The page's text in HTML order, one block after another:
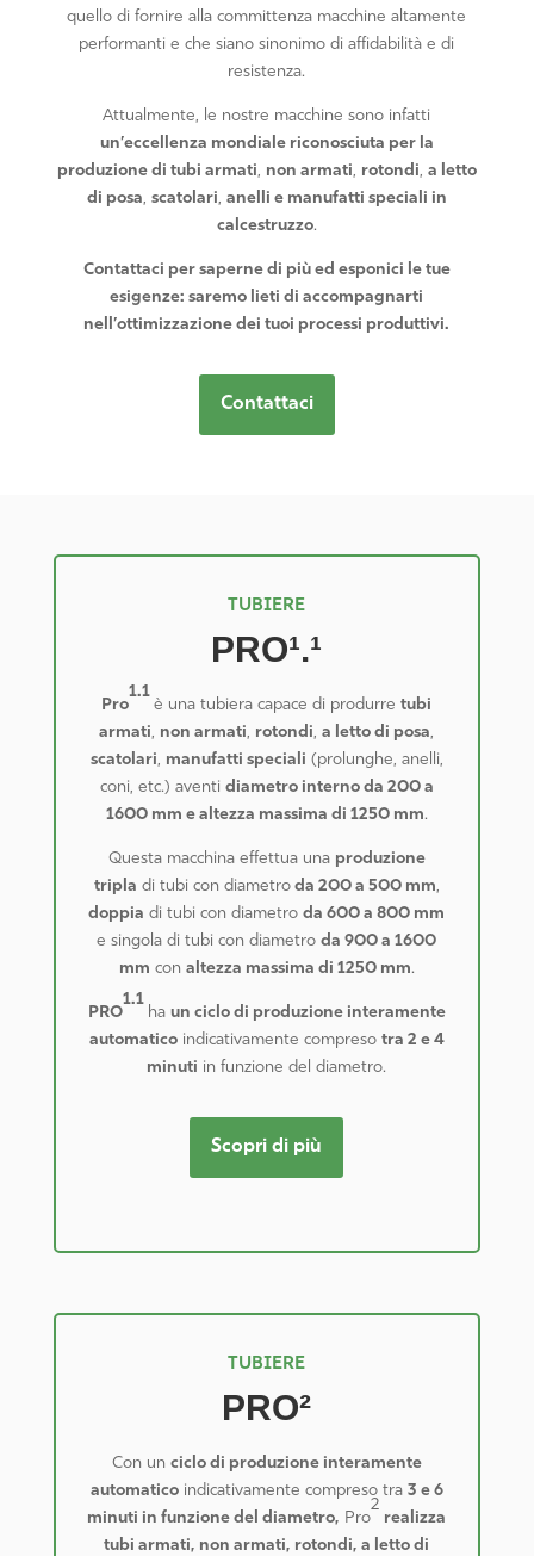
quello di fornire alla committenza macchine altamente
performanti e che siano sinonimo di affidabilità e di
resistenza.
Attualmente, le nostre macchine sono infatti
un’eccellenza mondiale riconosciuta per la
produzione di tubi armati, non armati, rotondi, a letto
di posa, scatolari, anelli e manufatti speciali in
calcestruzzo.
Contattaci per saperne di più ed esponici le tue
esigenze: saremo lieti di accompagnarti
nell’ottimizzazione dei tuoi processi produttivi.
Contattaci
TUBIERE
PRO¹.¹
Pro
1.1
è una tubiera capace di produrretubi
armati, non armati, rotondi,a letto di posa,
scatolari, manufatti speciali (prolunghe, anelli,
coni, etc.) aventi diametro interno da 200 a
1600 mm e altezza massima di 1250 mm.
Questa macchina effettua una produzione
tripla di tubi con diametroda 200 a 500 mm,
doppia di tubi con diametroda 600 a 800 mm
e singola di tubi con diametroda 900 a 1600
mm con altezza massima di 1250 mm.
PRO
1.1
ha un ciclo di produzione interamente
automaticoindicativamente compreso tra 2 e 4
minuti in funzione del diametro.
Scopri di più
TUBIERE
PRO²
Con un ciclo di produzione interamente
automaticoindicativamente compreso tra 3 e 6
minuti in funzione del diametro, Pro
2
realizza
tubi armati, non armati, rotondi, a letto di